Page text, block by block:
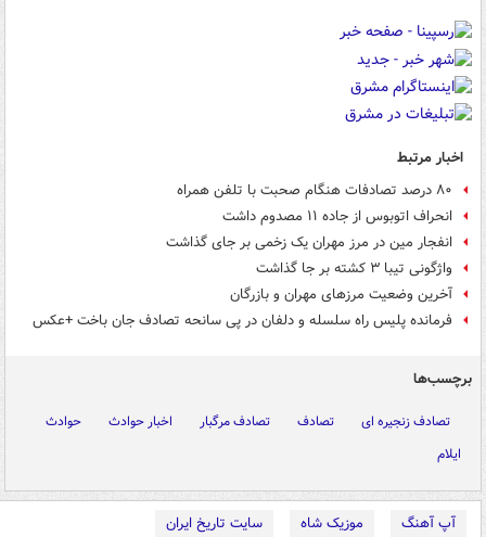
اخبار مرتبط
۸۰ درصد تصادفات هنگام صحبت با تلفن همراه
انحراف اتوبوس از جاده ۱۱ مصدوم داشت
انفجار مین در مرز مهران یک زخمی بر جای گذاشت
واژگونی تیبا ۳ کشته بر جا گذاشت
آخرین وضعیت مرزهای مهران و بازرگان
فرمانده پلیس راه سلسله و دلفان در پی سانحه تصادف جان باخت +عکس
برچسب‌ها
تصادف زنجیره ای تصادف تصادف مرگبار اخبار حوادث
حوادث
ایلام
آپ آهنگ موزیک شاه
سایت تاریخ ایران